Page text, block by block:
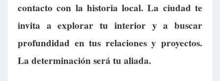
contacto con la historia local. La ciudad te
invita a explorar tu interior y a buscar
profundidad en tus relaciones y proyectos.
La determinación será tu aliada.